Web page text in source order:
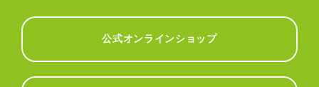
公式オンラインショップ